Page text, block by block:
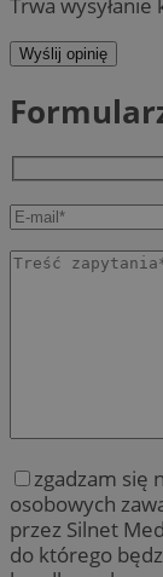
Wyślij opinię
zgadzam się
osobowych
przez Silnet
do którego